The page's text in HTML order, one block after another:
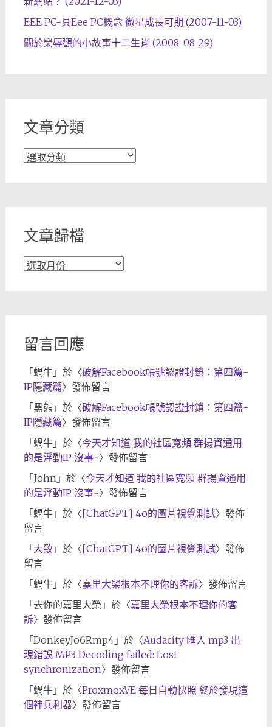
EEE PC-具Eee PC概念 微星成長可期 (2007-11-03)
關於榮辱觀的小故事十二生肖 (2008-08-29)
文章分類
文
文章歸檔
文
留言回應
「 蝸牛」於〈破解Facebook帳號認證封鎖：第四篇-
IP隱藏篇〉發佈留言
「 黑熊 」於〈破解Facebook帳號認證封鎖：第四篇-
IP隱藏篇〉發佈留言
「 蝸牛」於〈今天才知道 我的社區寬頻 群揚資通用
的是浮動IP 沒事~〉發佈留言
「 John」於〈今天才知道 我的社區寬頻 群揚資通用
的是浮動IP 沒事~〉發佈留言
「 蝸牛」於〈[ChatGPT] 4o的圖片視覺測試〉發佈
留言
「 大致 」於〈[ChatGPT] 4o的圖片視覺測試〉發佈
留言
「 蝸牛」於〈嘉里大榮根本不理你的客訴〉發佈留言
「 去你的嘉里大榮 」於〈嘉里大榮根本不理你的客
訴〉發佈留言
「 DonkeyJo6Rmp4」於〈Audacity 匯入 mp3 出
現錯誤 MP3 Decoding failed: Lost
synchronization〉發佈留言
「 蝸牛」於〈ProxmoxVE 每日自動快照 終於發現這
個神兵利器〉發佈留言